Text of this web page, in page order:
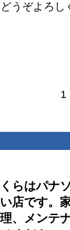
うぞよろし
1
らはパナ
店です。
、メンテ